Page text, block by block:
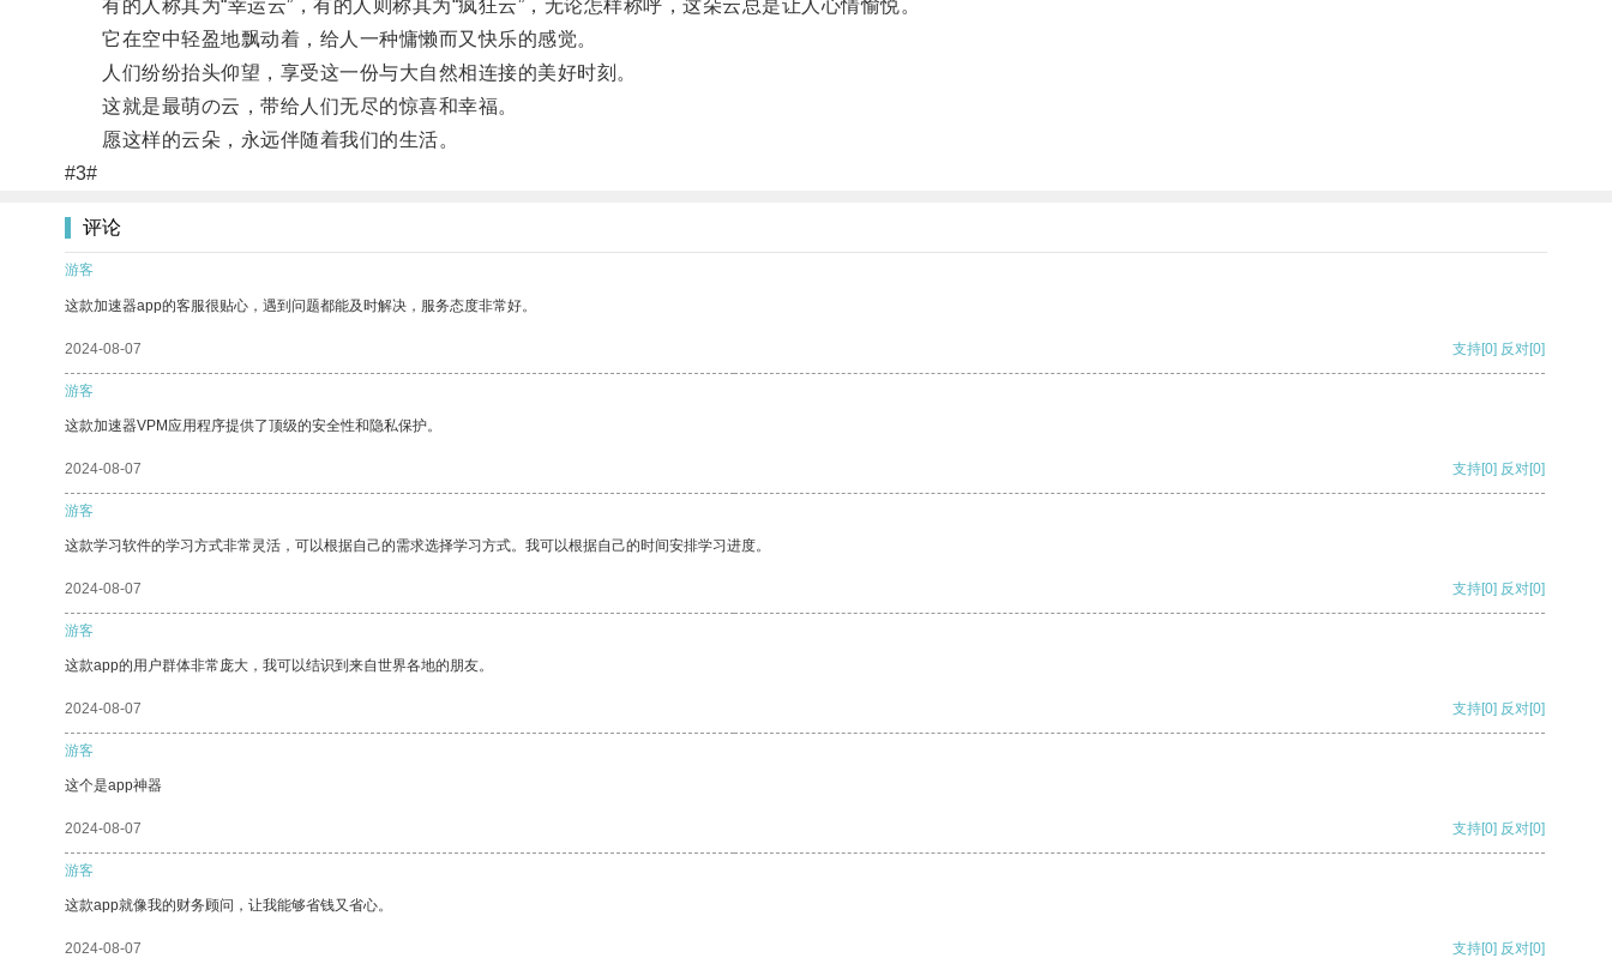
有的人称其为“幸运云”，有的人则称其为“疯狂云”，无论怎样称呼，这朵云总是让人心情愉悦。
它在空中轻盈地飘动着，给人一种慵懒而又快乐的感觉。
人们纷纷抬头仰望，享受这一份与大自然相连接的美好时刻。
这就是最萌の云，带给人们无尽的惊喜和幸福。
愿这样的云朵，永远伴随着我们的生活。
#3#
评论
游客
这款加速器app的客服很贴心，遇到问题都能及时解决，服务态度非常好。
2024-08-07 支持[0] 反对[0]
游客
这款加速器VPM应用程序提供了顶级的安全性和隐私保护。
2024-08-07 支持[0] 反对[0]
游客
这款学习软件的学习方式非常灵活，可以根据自己的需求选择学习方式。我可以根据自己的时间安排学习进度。
2024-08-07 支持[0] 反对[0]
游客
这款app的用户群体非常庞大，我可以结识到来自世界各地的朋友。
2024-08-07 支持[0] 反对[0]
游客
这个是app神器
2024-08-07 支持[0] 反对[0]
游客
这款app就像我的财务顾问，让我能够省钱又省心。
2024-08-07 支持[0] 反对[0]